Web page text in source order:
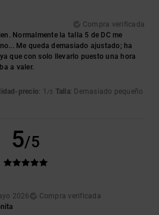
Compra verificada
Normalmente la talla 5 de DC me
Me queda demasiado ajustado; ha
que con solo llevarlo puesto una hora
a valer.
precio: 1 /5 Talla: Demasiado pequeño
5/5
2026
Compra verificada